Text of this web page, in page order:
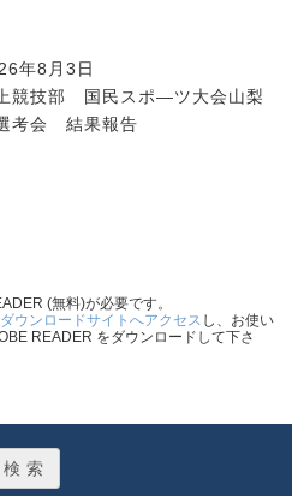
年8月3日
競技部 国民スポ―ツ大会山梨
考会 結果報告
(無料)が必要です。
ダウンロードサイトへアクセス し、お使い
READER をダウンロードして下さ